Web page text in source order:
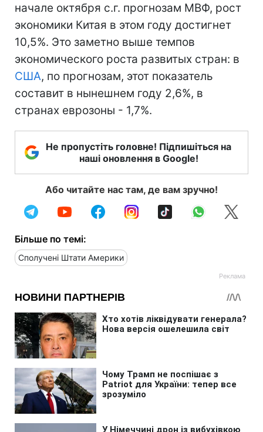
начале октября с.г. прогнозам МВФ, рост
экономики Китая в этом году достигнет
10,5%. Это заметно выше темпов
экономического роста развитых стран: в
США, по прогнозам, этот показатель
составит в нынешнем году 2,6%, в
странах еврозоны - 1,7%.
Не пропустіть головне! Підпишіться на
наші оновлення в Google!
Або читайте нас там, де вам зручно!
Більше по темі:
Сполучені Штати Америки